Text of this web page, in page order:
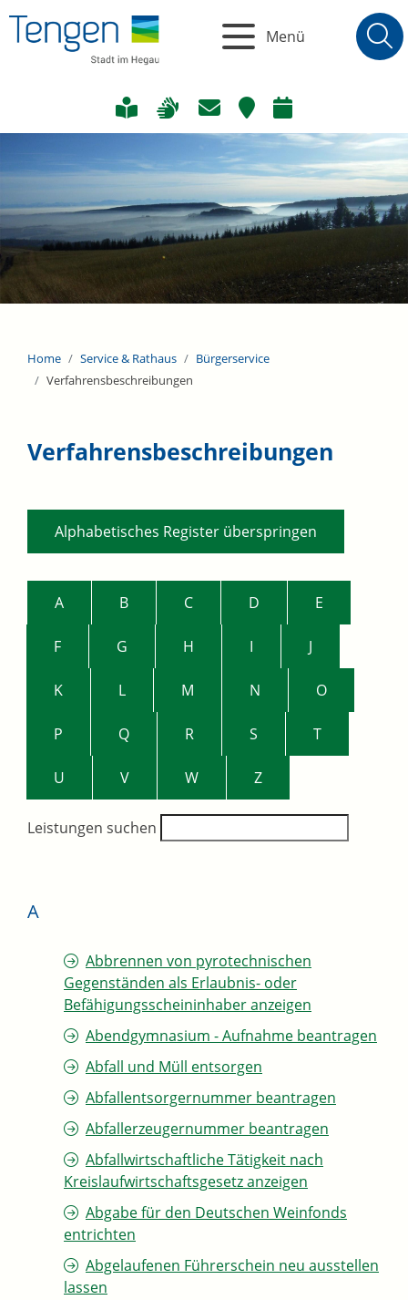
Menü
Home Service & Rathaus
Bürgerservice
Verfahrensbeschreibungen
Verfahrensbeschreibungen
Alphabetisches Register überspringen
A B C D E
F G H I J
K L M N O
P Q R S T
U V W Z
Leistungen suchen
A
Abbrennen von pyrotechnischen
Gegenständen als Erlaubnis- oder
Befähigungsscheininhaber anzeigen
Abendgymnasium - Aufnahme beantragen
Abfall und Müll entsorgen
Abfallentsorgernummer beantragen
Abfallerzeugernummer beantragen
Abfallwirtschaftliche Tätigkeit nach
Kreislaufwirtschaftsgesetz anzeigen
Abgabe für den Deutschen Weinfonds
entrichten
Abgelaufenen Führerschein neu ausstellen
lassen